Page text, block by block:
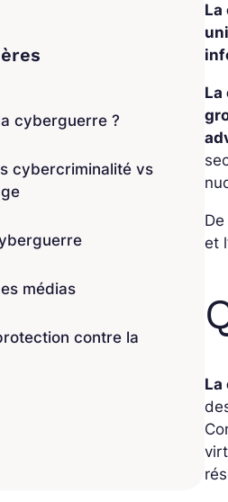
cyberguerre ?
cybercriminalité vs
médias
contre la
La
La
et
La